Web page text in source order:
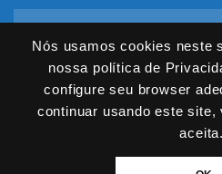
Nós usamos cookies neste
nossa política de
configure seu browser
continuar usando este site,
aceita.
Mapa do Site Política de